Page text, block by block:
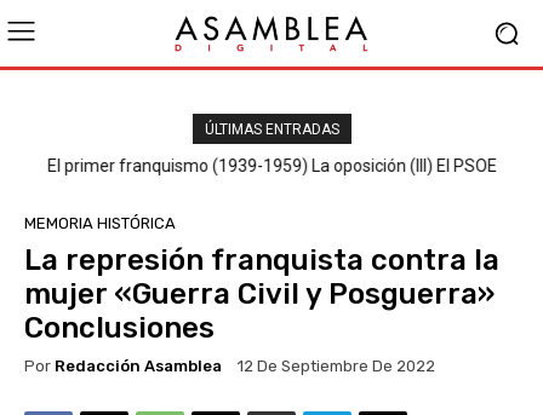
ÚLTIMAS ENTRADAS
El primer franquismo (1939-1959) La oposición (III) El PSOE
MEMORIA HISTÓRICA
La represión franquista contra la
mujer «Guerra Civil y Posguerra»
Conclusiones
Por Redacción Asamblea 12 De Septiembre De 2022